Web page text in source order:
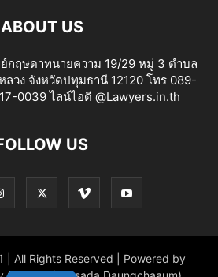
ABOUT US
กฤษดาทนายความ 19/29 หมู่ 3 ตำบล
ลวง จังหวัดปทุมธานี 12120 โทร 089-
0039 ไลน์ไอดี @Lawyers.in.th
US
All Rights Reserved | Powered by